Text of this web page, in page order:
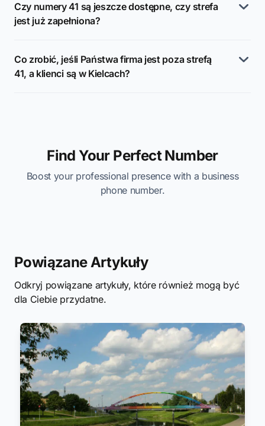
Czy numery 41 są jeszcze dostępne, czy strefa
jest już zapełniona?
Co zrobić, jeśli Państwa firma jest poza strefą
41, a klienci są w Kielcach?
Find Your Perfect Number
Boost your professional presence with a business
phone number.
Powiązane Artykuły
Odkryj powiązane artykuły, które również mogą być
dla Ciebie przydatne.